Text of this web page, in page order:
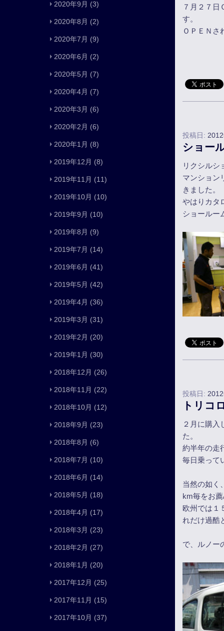
７月２７日
す。
ＯＰＥＮさ
投稿日:
ショー
リクシルシ
マンション
きました。
やはりカタ
ショールー
投稿日:
トリコ
２月に購入
た。
約半年の走
毎日乗って
当然の如く
km毎をお
欧州では１
れだけ過酷
で、ルノー
2020年9月 (3)
2020年8月 (2)
2020年7月 (9)
2020年6月 (2)
2020年5月 (7)
2020年4月 (7)
2020年3月 (6)
2020年2月 (6)
2020年1月 (8)
2019年12月 (8)
2019年11月 (11)
2019年10月 (10)
2019年9月 (10)
2019年8月 (9)
2019年7月 (14)
2019年6月 (41)
2019年5月 (42)
2019年4月 (36)
2019年3月 (31)
2019年2月 (20)
2019年1月 (30)
2018年12月 (26)
2018年11月 (22)
2018年10月 (12)
2018年9月 (23)
2018年8月 (6)
2018年7月 (10)
2018年6月 (14)
2018年5月 (18)
2018年4月 (17)
2018年3月 (23)
2018年2月 (27)
2018年1月 (20)
2017年12月 (25)
2017年11月 (15)
2017年10月 (37)